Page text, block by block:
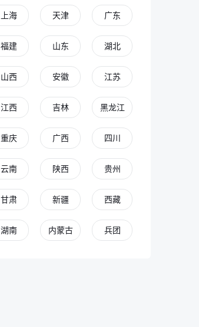
上海 天津 广东
福建 山东 湖北
山西 安徽 江苏
江西 吉林 黑龙江
重庆 广西 四川
云南 陕西 贵州
甘肃 新疆 西藏
湖南 内蒙古 兵团